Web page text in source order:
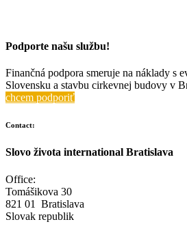
Podporte našu službu!
Finančná podpora smeruje na náklady s
Slovensku a stavbu cirkevnej budovy v
chcem podporiť
Contact:
Slovo života international Bratislava
Office:
Tomášikova 30
821 01 Bratislava
Slovak republik